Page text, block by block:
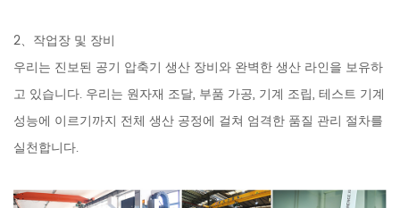
2、작업장 및 장비
우리는 진보된 공기 압축기 생산 장비와 완벽한 생산 라인을 보유하
고 있습니다. 우리는 원자재 조달, 부품 가공, 기계 조립, 테스트 기계
성능에 이르기까지 전체 생산 공정에 걸쳐 엄격한 품질 관리 절차를
실천합니다.